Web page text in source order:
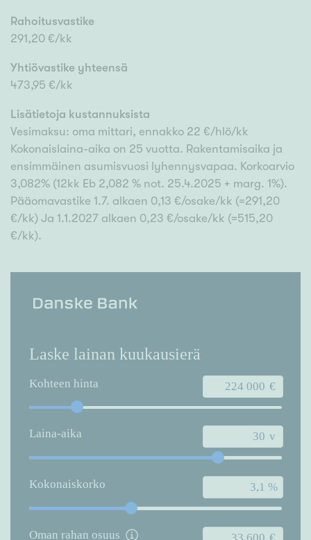
Rahoitusvastike
291,20 €/kk
Yhtiövastike yhteensä
473,95 €/kk
Lisätietoja kustannuksista
Vesimaksu: oma mittari, ennakko 22 €/hlö/kk
Kokonaislaina-aika on 25 vuotta. Rakentamisaika ja
ensimmäinen asumisvuosi lyhennysvapaa. Korkoarvio
3,082% (12kk Eb 2,082 % not. 25.4.2025 + marg. 1%).
Pääomavastike 1.7. alkaen 0,13 €/osake/kk (=291,20
€/kk) Ja 1.1.2027 alkaen 0,23 €/osake/kk (=515,20
€/kk).